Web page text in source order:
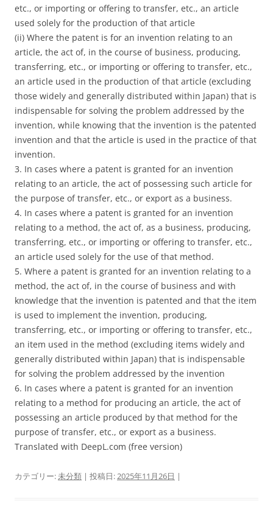
etc., or importing or offering to transfer, etc., an article
used solely for the production of that article
(ii) Where the patent is for an invention relating to an
article, the act of, in the course of business, producing,
transferring, etc., or importing or offering to transfer, etc.,
an article used in the production of that article (excluding
those widely and generally distributed within Japan) that is
indispensable for solving the problem addressed by the
invention, while knowing that the invention is the patented
invention and that the article is used in the practice of that
invention.
3. In cases where a patent is granted for an invention
relating to an article, the act of possessing such article for
the purpose of transfer, etc., or export as a business.
4. In cases where a patent is granted for an invention
relating to a method, the act of, as a business, producing,
transferring, etc., or importing or offering to transfer, etc.,
an article used solely for the use of that method.
5. Where a patent is granted for an invention relating to a
method, the act of, in the course of business and with
knowledge that the invention is patented and that the item
is used to implement the invention, producing,
transferring, etc., or importing or offering to transfer, etc.,
an item used in the method (excluding items widely and
generally distributed within Japan) that is indispensable
for solving the problem addressed by the invention
6. In cases where a patent is granted for an invention
relating to a method for producing an article, the act of
possessing an article produced by that method for the
purpose of transfer, etc., or export as a business.
Translated with DeepL.com (free version)
カテゴリー:未分類 | 投稿日:2025年11月26日 |